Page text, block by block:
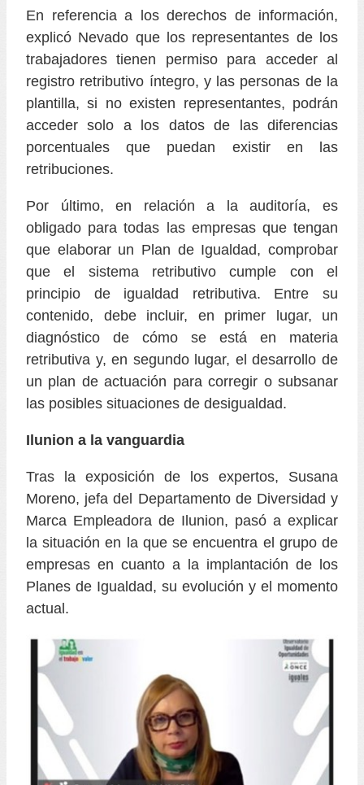
En referencia a los derechos de información,
explicó Nevado que los representantes de los
trabajadores tienen permiso para acceder al
registro retributivo íntegro, y las personas de la
plantilla, si no existen representantes, podrán
acceder solo a los datos de las diferencias
porcentuales que puedan existir en las
retribuciones.
Por último, en relación a la auditoría, es
obligado para todas las empresas que tengan
que elaborar un Plan de Igualdad, comprobar
que el sistema retributivo cumple con el
principio de igualdad retributiva. Entre su
contenido, debe incluir, en primer lugar, un
diagnóstico de cómo se está en materia
retributiva y, en segundo lugar, el desarrollo de
un plan de actuación para corregir o subsanar
las posibles situaciones de desigualdad.
Ilunion a la vanguardia
Tras la exposición de los expertos, Susana
Moreno, jefa del Departamento de Diversidad y
Marca Empleadora de Ilunion, pasó a explicar
la situación en la que se encuentra el grupo de
empresas en cuanto a la implantación de los
Planes de Igualdad, su evolución y el momento
actual.